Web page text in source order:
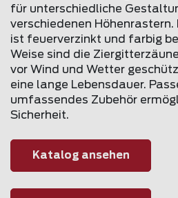
für unterschiedliche
verschiedenen
ist feuerverzinkt und farbig
Weise sind die
vor Wind und Wetter
eine lange Lebensdauer.
umfassendes Zubehör
Sicherheit.
Katalog ansehen